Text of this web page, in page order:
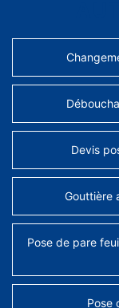
Devis
Gouttière
Pose de pare
Pose